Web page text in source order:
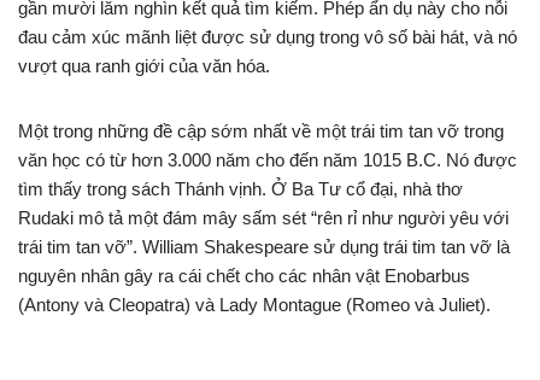
gần mười lăm nghìn kết quả tìm kiếm. Phép ẩn dụ này cho nỗi
đau cảm xúc mãnh liệt được sử dụng trong vô số bài hát, và nó
vượt qua ranh giới của văn hóa.
Một trong những đề cập sớm nhất về một trái tim tan vỡ trong
văn học có từ hơn 3.000 năm cho đến năm 1015 B.C. Nó được
tìm thấy trong sách Thánh vịnh. Ở Ba Tư cổ đại, nhà thơ
Rudaki mô tả một đám mây sấm sét “rên rỉ như người yêu với
trái tim tan vỡ”. William Shakespeare sử dụng trái tim tan vỡ là
nguyên nhân gây ra cái chết cho các nhân vật Enobarbus
(Antony và Cleopatra) và Lady Montague (Romeo và Juliet).